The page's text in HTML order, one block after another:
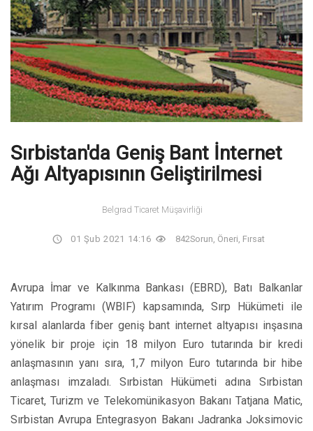
Sırbistan'da Geniş Bant İnternet
Ağı Altyapısının Geliştirilmesi
Belgrad Ticaret Müşavirliği
01 Şub 2021 14:16 842Sorun, Öneri, Fırsat
Avrupa İmar ve Kalkınma Bankası (EBRD), Batı Balkanlar
Yatırım Programı (WBIF) kapsamında, Sırp Hükümeti ile
kırsal alanlarda fiber geniş bant internet altyapısı inşasına
yönelik bir proje için 18 milyon Euro tutarında bir kredi
anlaşmasının yanı sıra, 1,7 milyon Euro tutarında bir hibe
anlaşması imzaladı. Sırbistan Hükümeti adına Sırbistan
Ticaret, Turizm ve Telekomünikasyon Bakanı Tatjana Matic,
Sırbistan Avrupa Entegrasyon Bakanı Jadranka Joksimovic